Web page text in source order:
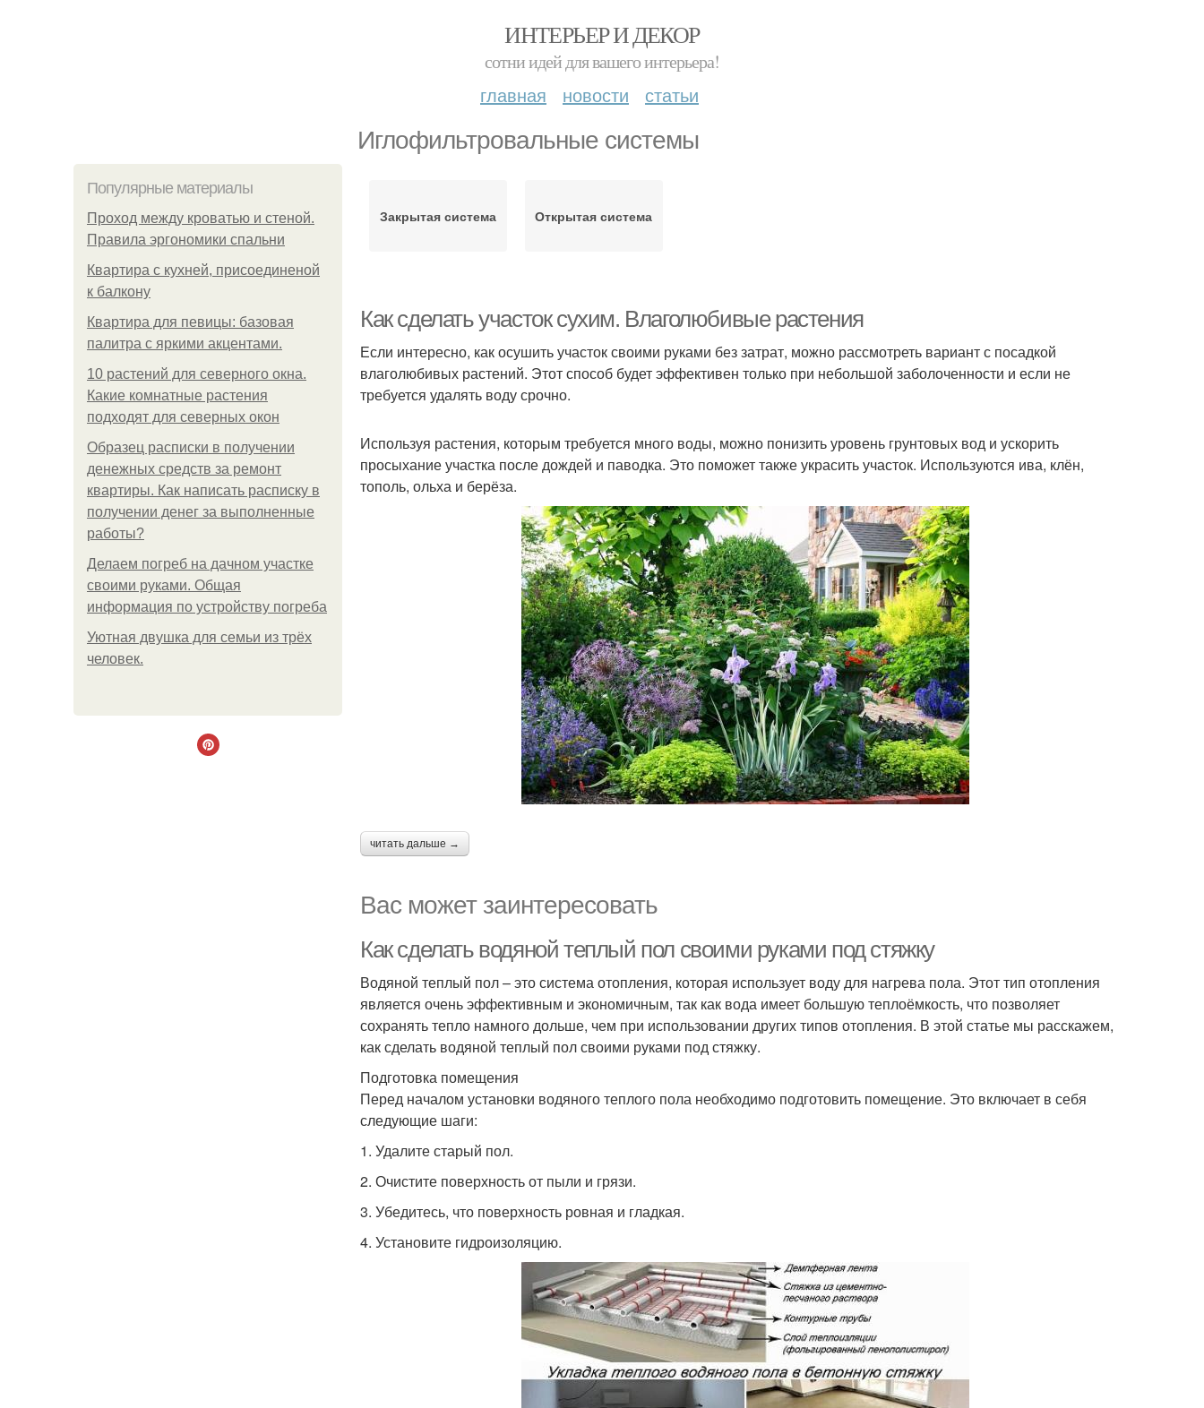
ИНТЕРЬЕР И ДЕКОР
сотни идей для вашего интерьера!
главная новости статьи
Иглофильтровальные системы
Популярные материалы
Проход между кроватью и стеной.
Правила эргономики спальни
Квартира с кухней, присоединеной
к балкону
Квартира для певицы: базовая
палитра с яркими акцентами.
10 растений для северного окна.
Какие комнатные растения
подходят для северных окон
Образец расписки в получении
денежных средств за ремонт
квартиры. Как написать расписку в
получении денег за выполненные
работы?
Делаем погреб на дачном участке
своими руками. Общая
информация по устройству погреба
Уютная двушка для семьи из трёх
человек.
Закрытая система Открытая система
Как сделать участок сухим. Влаголюбивые растения
Если интересно, как осушить участок своими руками без затрат, можно рассмотреть вариант с посадкой
влаголюбивых растений. Этот способ будет эффективен только при небольшой заболоченности и если не
требуется удалять воду срочно.
Используя растения, которым требуется много воды, можно понизить уровень грунтовых вод и ускорить
просыхание участка после дождей и паводка. Это поможет также украсить участок. Используются ива, клён,
тополь, ольха и берёза.
читать дальше →
Вас может заинтересовать
Как сделать водяной теплый пол своими руками под стяжку
Водяной теплый пол – это система отопления, которая использует воду для нагрева пола. Этот тип отопления
является очень эффективным и экономичным, так как вода имеет большую теплоёмкость, что позволяет
сохранять тепло намного дольше, чем при использовании других типов отопления. В этой статье мы расскажем,
как сделать водяной теплый пол своими руками под стяжку.
Подготовка помещения
Перед началом установки водяного теплого пола необходимо подготовить помещение. Это включает в себя
следующие шаги:
1. Удалите старый пол.
2. Очистите поверхность от пыли и грязи.
3. Убедитесь, что поверхность ровная и гладкая.
4. Установите гидроизоляцию.